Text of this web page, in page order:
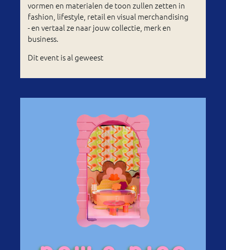
vormen en materialen de toon zullen zetten in
fashion, lifestyle, retail en visual merchandising
- en vertaal ze naar jouw collectie, merk en
business.
Dit event is al geweest